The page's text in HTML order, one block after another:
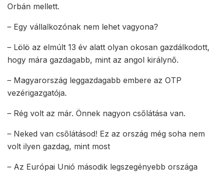
Orbán mellett.
– Egy vállalkozónak nem lehet vagyona?
– Lölö az elmúlt 13 év alatt olyan okosan gazdálkodott,
hogy mára gazdagabb, mint az angol királynő.
– Magyarország leggazdagabb embere az OTP
vezérigazgatója.
– Rég volt az már. Önnek nagyon csőlátása van.
– Neked van csőlátásod! Ez az ország még soha nem
volt ilyen gazdag, mint most
– Az Európai Unió második legszegényebb országa